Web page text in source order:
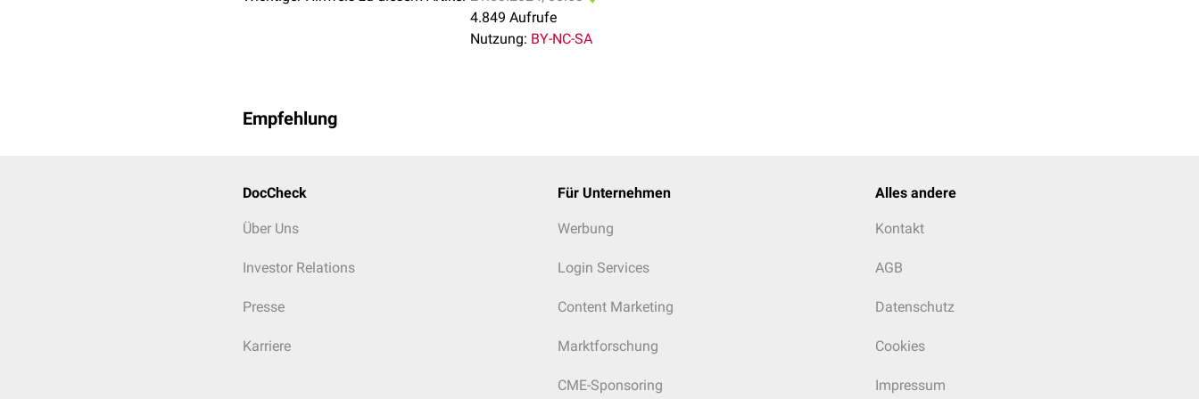
4.849 Aufrufe
Nutzung: BY-NC-SA
Empfehlung
DocCheck
Über Uns
Investor Relations
Presse
Karriere
Für Unternehmen
Werbung
Login Services
Content Marketing
Marktforschung
CME-Sponsoring
Alles andere
Kontakt
AGB
Datenschutz
Cookies
Impressum